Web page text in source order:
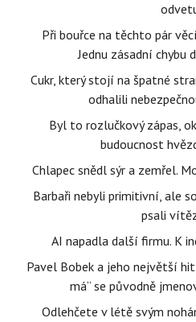
Při bouřce na těchto pár
Jednu zásadní chybu
Cukr, který stojí na špatné
odhalili
Byl to rozlučkový zápas,
budoucnost
Chlapec snědl sýr a zemřel.
Barbaři nebyli primitivní, ale
psali
AI napadla další firmu. K
Pavel Bobek a jeho největší
má“ se původně
Odlehčete v létě svým